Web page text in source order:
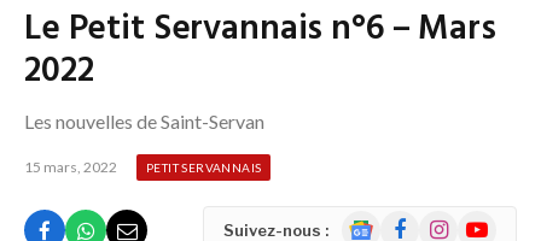
Le Petit Servannais n°6 – Mars
2022
Les nouvelles de Saint-Servan
15 mars, 2022 PETIT SERVANNAIS
Suivez-nous :
GoogleFacebookInstagramYouTube